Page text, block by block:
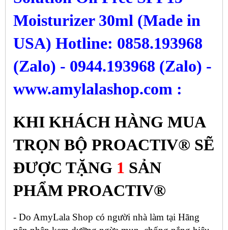
Moisturizer 30ml (Made in
USA) Hotline: 0858.193968
(Zalo) - 0944.193968 (Zalo) -
www.amylalashop.com :
KHI KHÁCH HÀNG MUA
TRỌN BỘ PROACTIV® SẼ
ĐƯỢC TẶNG 1 SẢN
PHẨM PROACTIV®
- Do AmyLala Shop có người nhà làm tại Hãng